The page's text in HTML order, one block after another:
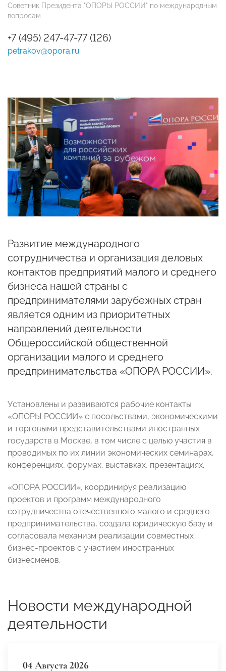
Советник Президента "ОПОРЫ РОССИИ" по международным
вопросам
+7 (495) 247-47-77 (126)
petrakov@opora.ru
Развитие международного
сотрудничества и организация деловых
контактов предприятий малого и среднего
бизнеса нашей страны с
предпринимателями зарубежных стран
является одним из приоритетных
направлений деятельности
Общероссийской общественной
организации малого и среднего
предпринимательства «ОПОРА РОССИИ».
Установлены и развиваются рабочие контакты
«ОПОРЫ РОССИИ» с посольствами, экономическими
и торговыми представительствами иностранных
государств в Москве, в том числе с целью участия в
проводимых по их линии экономических семинарах,
конференциях, форумах, выставках, презентациях.
«ОПОРА РОССИИ», координируя реализацию
проектов и программ международного
сотрудничества отечественного малого и среднего
предпринимательства, создала юридическую базу и
согласовала механизм реализации совместных
бизнес-проектов с участием иностранных
бизнесменов.
Новости международной
деятельности
04 Августа 2026